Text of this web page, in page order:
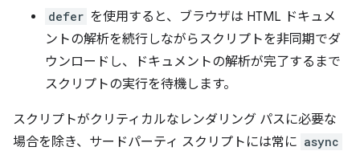
defer を使用すると、ブラウザは HTML ドキュメ
ントの解析を続行しながらスクリプトを非同期でダ
ウンロードし、ドキュメントの解析が完了するまで
スクリプトの実行を待機します。
スクリプトがクリティカルなレンダリング パスに必要な
場合を除き、サードパーティ スクリプトには常に async